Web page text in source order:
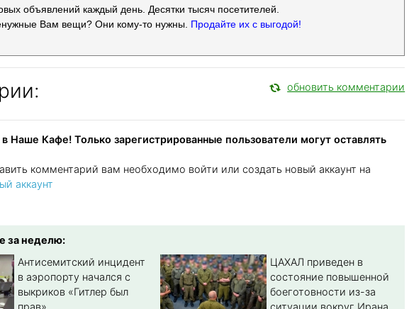
объявлений каждый день. Десятки тысяч посетителей.
Вам вещи? Они кому-то нужны. Продайте их с выгодой!
обновить комментарии
Наше Кафе! Только зарегистрированные пользователи могут оставлять
комментарий вам необходимо войти или создать новый аккаунт на
аккаунт
за неделю:
Антисемитский инцидент
в аэропорту начался с
выкриков «Гитлер был
ЦАХАЛ приведен в
состояние повышенной
боеготовности из-за